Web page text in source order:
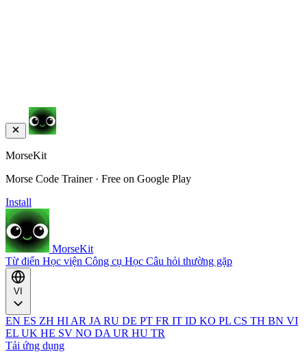
MorseKit
Morse Code Trainer · Free on Google Play
Install
MorseKit
Từ điển Học viện Công cụ Học Câu hỏi thường gặp
EN ES ZH HI AR JA RU DE PT FR IT ID KO PL CS TH BN VI
EL UK HE SV NO DA UR HU TR
Tải ứng dụng